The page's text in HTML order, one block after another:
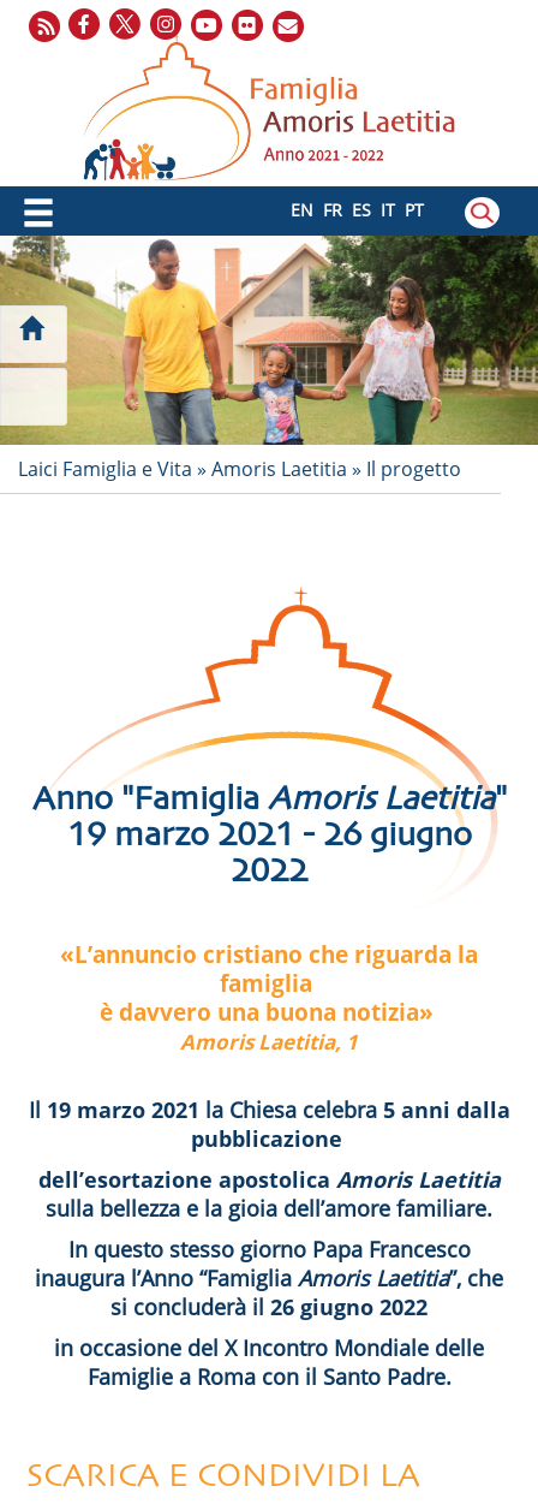
EN FR ES IT PT
Laici Famiglia e Vita » Amoris Laetitia » Il progetto
Anno "Famiglia Amoris Laetitia"
19 marzo 2021 - 26 giugno
2022
«L’annuncio cristiano che riguarda la
famiglia
è davvero una buona notizia»
Amoris Laetitia, 1
Il 19 marzo 2021 la Chiesa celebra 5 anni dalla
pubblicazione
dell’esortazione apostolica Amoris Laetitia
sulla bellezza e la gioia dell’amore familiare.
In questo stesso giorno Papa Francesco
inaugura l’Anno “Famiglia Amoris Laetitia”, che
si concluderà il 26 giugno 2022
in occasione del X Incontro Mondiale delle
Famiglie a Roma con il Santo Padre.
SCARICA E CONDIVIDI LA